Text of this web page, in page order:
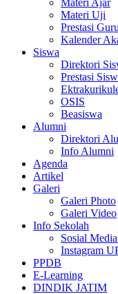
Materi Ajar
Materi Uji
Prestasi Guru
Kalender
Siswa
Direktori
Prestasi
OSIS
Beasiswa
Alumni
Direktori
Info Alumni
Agenda
Artikel
Galeri
Galeri Photo
Galeri Video
Info Sekolah
Sosial
Instagram
PPDB
E-Learning
DINDIK JATIM